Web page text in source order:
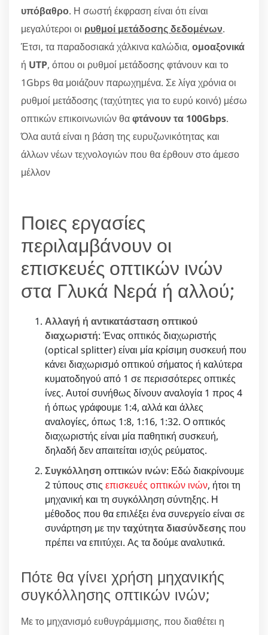
υπόβαθρο. Η σωστή έκφραση είναι ότι είναι
μεγαλύτεροι οι ρυθμοί μετάδοσης δεδομένων.
Έτσι, τα παραδοσιακά χάλκινα καλώδια, ομοαξονικά
ή UTP, όπου οι ρυθμοί μετάδοσης φτάνουν και το
1Gbps θα μοιάζουν παρωχημένα. Σε λίγα χρόνια οι
ρυθμοί μετάδοσης (ταχύτητες για το ευρύ κοινό) μέσω
οπτικών επικοινωνιών θαφτάνουν τα 100Gbps.
Όλα αυτά είναι η βάση της ευρυζωνικότητας και
άλλων νέων τεχνολογιών που θα έρθουν στο άμεσο
μέλλον
Ποιες εργασίες
περιλαμβάνουν οι
επισκευές οπτικών ινών
στα Γλυκά Νερά ή αλλού;
Αλλαγή ή αντικατάσταση οπτικού
διαχωριστή: Ένας οπτικός διαχωριστής
(optical splitter) είναι μία κρίσιμη συσκευή που
κάνει διαχωρισμό οπτικού σήματος ή καλύτερα
κυματοδηγού από 1 σε περισσότερες οπτικές
ίνες. Αυτοί συνήθως δίνουν αναλογία 1 προς 4
ή όπως γράφουμε 1:4, αλλά και άλλες
αναλογίες, όπως 1:8, 1:16, 1:32. Ο οπτικός
διαχωριστής είναι μία παθητική συσκευή,
δηλαδή δεν απαιτείται ισχύς ρεύματος.
Συγκόλληση οπτικών ινών: Εδώ διακρίνουμε
2 τύπους στις επισκευές οπτικών ινών, ήτοι τη
μηχανική και τη συγκόλληση σύντηξης. Η
μέθοδος που θα επιλέξει ένα συνεργείο είναι σε
συνάρτηση με τηνταχύτητα διασύνδεσηςπου
πρέπει να επιτύχει. Ας τα δούμε αναλυτικά.
Πότε θα γίνει χρήση μηχανικής
συγκόλλησης οπτικών ινών;
Με το μηχανισμό ευθυγράμμισης, που διαθέτει η